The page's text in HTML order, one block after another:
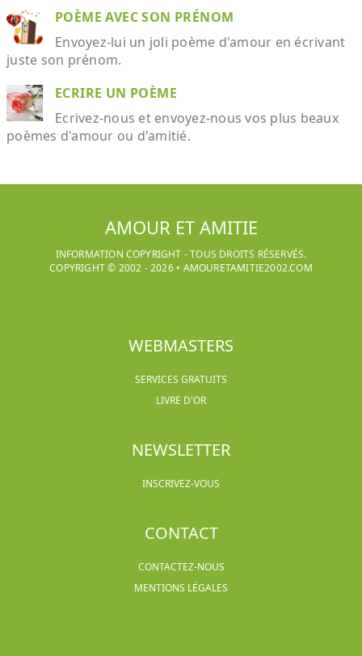
POÈME AVEC SON PRÉNOM
Envoyez-lui un joli poème d'amour en écrivant
juste son prénom.
ECRIRE UN POÈME
Ecrivez-nous et envoyez-nous vos plus beaux
poèmes d'amour ou d'amitié.
AMOUR ET AMITIE
INFORMATION COPYRIGHT - TOUS DROITS RÉSERVÉS.
COPYRIGHT © 2002 -2026• AMOURETAMITIE2002.COM
WEBMASTERS
SERVICES GRATUITS
LIVRE D'OR
NEWSLETTER
INSCRIVEZ-VOUS
CONTACT
CONTACTEZ-NOUS
MENTIONS LÉGALES